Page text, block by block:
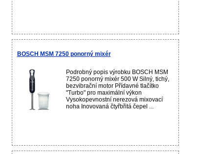
BOSCH MSM 7250 ponorný mixér
Podrobný popis výrobku BOSCH MSM
7250 ponorný mixér 500 W Silný, tichý,
bezvibrační motor Přídavné tlačítko
"Turbo" pro maximální výkon
Vysokopevnostní nerezová mixovací
noha Inovovaná čtyřbřitá čepel ...